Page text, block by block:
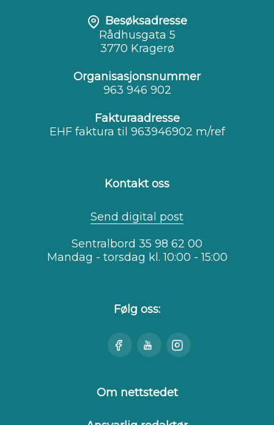
Besøksadresse
Rådhusgata 5
3770 Kragerø
Organisasjonsnummer
963 946 902
Fakturaadresse
EHF faktura til 963946902 m/ref
Kontakt oss
Send digital post
Sentralbord 35 98 62 00
Mandag - torsdag kl. 10:00 - 15:00
Følg oss:
Besøk Se
Youtube
Besøk
Instagram
Om nettstedet